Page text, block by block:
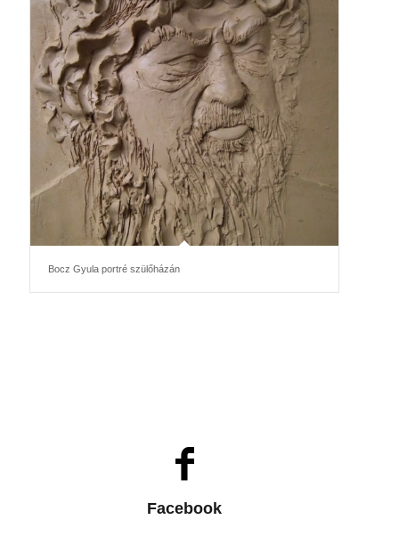
Bocz Gyula portré szülőházán
Facebook